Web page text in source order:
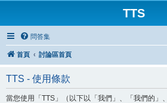
TTS
問答集
首頁 討論區首頁
TTS - 使用條款
當您使用「TTS」（以下以「我們」、「我們的」